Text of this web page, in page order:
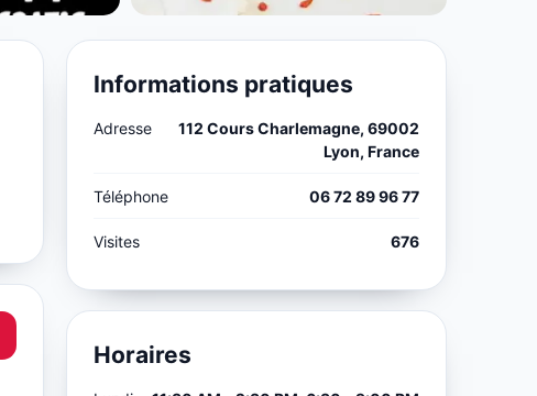
Informations pratiques
Adresse
112 Cours Charlemagne, 69002
Lyon, France
Téléphone 06 72 89 96 77
Visites 676
Horaires